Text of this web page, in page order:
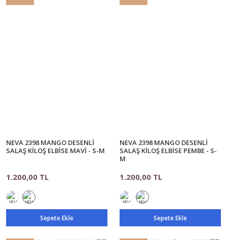
NEVA 2398 MANGO DESENLİ
SALAŞ KİLOŞ ELBİSE MAVİ - S-M
1.200,00 TL
Sepete Ekle
NEVA 2398 MANGO DESENLİ
SALAŞ KİLOŞ ELBİSE PEMBE - S-
M
1.200,00 TL
Sepete Ekle